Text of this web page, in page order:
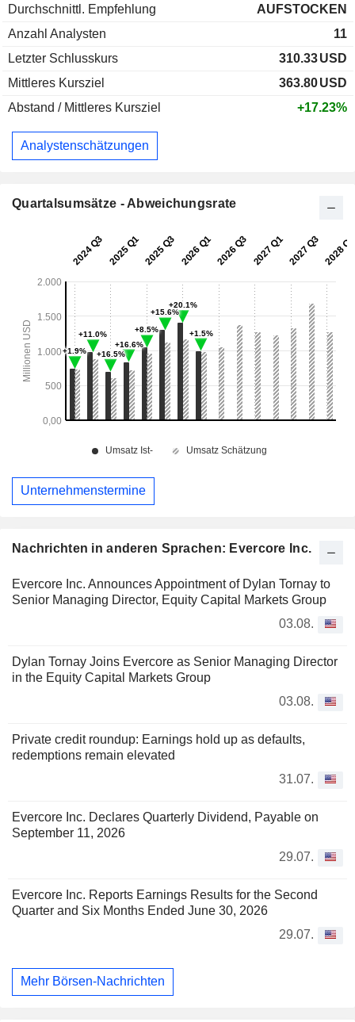
Nachrichten in anderen Sprachen: Evercore Inc.
Evercore Inc. Announces Appointment of Dylan Tornay to
Senior Managing Director, Equity Capital Markets Group
03.08.
Dylan Tornay Joins Evercore as Senior Managing Director
in the Equity Capital Markets Group
03.08.
Private credit roundup: Earnings hold up as defaults,
redemptions remain elevated
31.07.
Evercore Inc. Declares Quarterly Dividend, Payable on
September 11, 2026
29.07.
Evercore Inc. Reports Earnings Results for the Second
Quarter and Six Months Ended June 30, 2026
29.07.
Mehr Börsen-Nachrichten
Durchschnittl. Empfehlung
AUFSTOCKEN
Anzahl Analysten
11
Letzter Schlusskurs
310.33USD
Mittleres Kursziel
363.80USD
Abstand / Mittleres Kursziel
+17.23%
Analystenschätzungen
Quartalsumsätze - Abweichungsrate
Unternehmenstermine